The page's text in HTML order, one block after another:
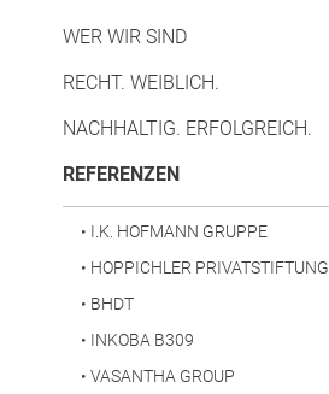
WER WIR SIND
RECHT. WEIBLICH.
NACHHALTIG. ERFOLGREICH.
REFERENZEN(CURRENT)
• I.K. HOFMANN GRUPPE
• HOPPICHLER PRIVATSTIFTUNG
• BHDT
• INKOBA B309
• VASANTHA GROUP